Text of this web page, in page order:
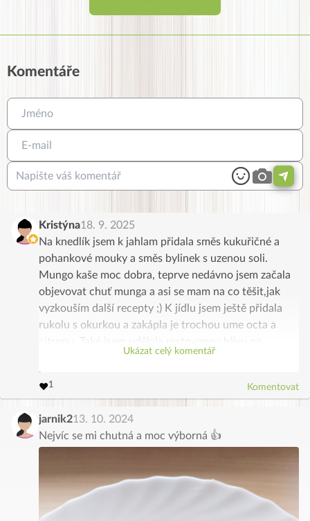
Komentáře
Kristýna18. 9. 2025
Na knedlík jsem k jahlam přidala směs kukuřičné a
pohankové mouky a směs bylinek s uzenou soli.
Mungo kaše moc dobra, teprve nedávno jsem začala
objevovat chuť munga a asi se mam na co těšit,jak
vyzkouším další recepty ;) K jídlu jsem ještě přidala
rukolu s okurkou a zakápla je trochou ume octa a
cibulce, kmíně a se solí a podusila. A bylo to chutné,
hlíva byla tímto způsobem ochucená dost a doplnila
se dobře ke knedlíkům,kde mi přišlo,že chuť
marinovaného tofu nebylo tolik cítit. Dobre to bylo :)
Ukázat celý komentář
❤️1
6
8
9
Komentovat
jarnik213. 10. 2024
Nejvíc se mi chutná a moc výborná 👍